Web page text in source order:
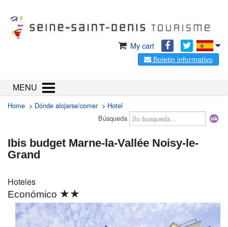
My cart
Boletin informativo
MENU
Home > Dónde alojarse/comer> Hotel
Búsqueda
Ibis budget Marne-la-Vallée Noisy-le-
Grand
Hoteles
Económico ★★